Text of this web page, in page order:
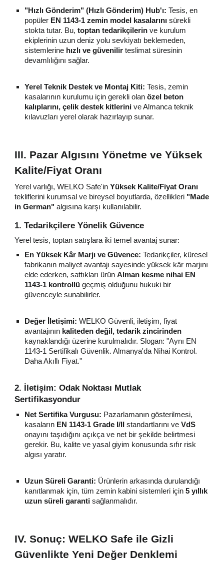
"Hızlı Gönderim" (Hızlı Gönderim) Hub'ı: Tesis, en
popüler EN 1143-1 zemin model kasalarını sürekli
stokta tutar. Bu,toptan tedarikçilerin ve kurulum
ekiplerinin uzun deniz yolu sevkiyatı beklemeden,
sistemlerine hızlı ve güvenilir teslimat süresinin
devamlılığını sağlar.
Yerel Teknik Destek ve Montaj Kiti: Tesis, zemin
kasalarının kurulumu için gerekli olanözel beton
kalıplarını, çelik destek kitlerini ve Almanca teknik
kılavuzları yerel olarak hazırlayıp sunar.
III. Pazar Algısını Yönetme ve Yüksek
Kalite/Fiyat Oranı
Yerel varlığı, WELKO Safe'inYüksek Kalite/Fiyat Oranı
tekliflerini kurumsal ve bireysel boyutlarda, özellikleri "Made
in German" algısına karşı kullanılabilir.
1. Tedarikçilere Yönelik Güvence
Yerel tesis, toptan satışlara iki temel avantaj sunar:
En Yüksek Kâr Marjı ve Güvence: Tedarikçiler, küresel
fabrikanın maliyet avantajı sayesinde yüksek kâr marjını
elde ederken, sattıkları ürünAlman kesme nihai EN
1143-1 kontrollü geçmiş olduğunu hukuki bir
güvenceyle sunabilirler.
Değer İletişimi: WELKO Güvenli, iletişim, fiyat
avantajının kaliteden değil, tedarik zincirinden
kaynaklandığı üzerine kurulmalıdır. Slogan: "Aynı EN
1143-1 Sertifikalı Güvenlik. Almanya'da Nihai Kontrol.
Daha Akıllı Fiyat."
2. İletişim: Odak Noktası Mutlak
Sertifikasyondur
Net Sertifika Vurgusu: Pazarlamanın gösterilmesi,
kasaların EN 1143-1 Grade I/II standartlarını veVdS
onayını taşıdığını açıkça ve net bir şekilde belirtmesi
gerekir. Bu, kalite ve yasal giyim konusunda sıfır risk
algısı yaratır.
Uzun Süreli Garanti: Ürünlerin arkasında durulandığı
kanıtlanmak için, tüm zemin kabini sistemleri için5 yıllık
uzun süreli garanti sağlanmalıdır.
IV. Sonuç: WELKO Safe ile Gizli
Güvenlikte Yeni Değer Denklemi